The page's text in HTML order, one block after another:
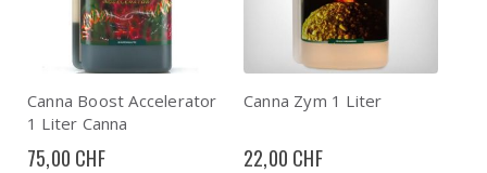
Canna Boost Accelerator
1 Liter Canna
75,00 CHF
Canna Zym 1 Liter
22,00 CHF